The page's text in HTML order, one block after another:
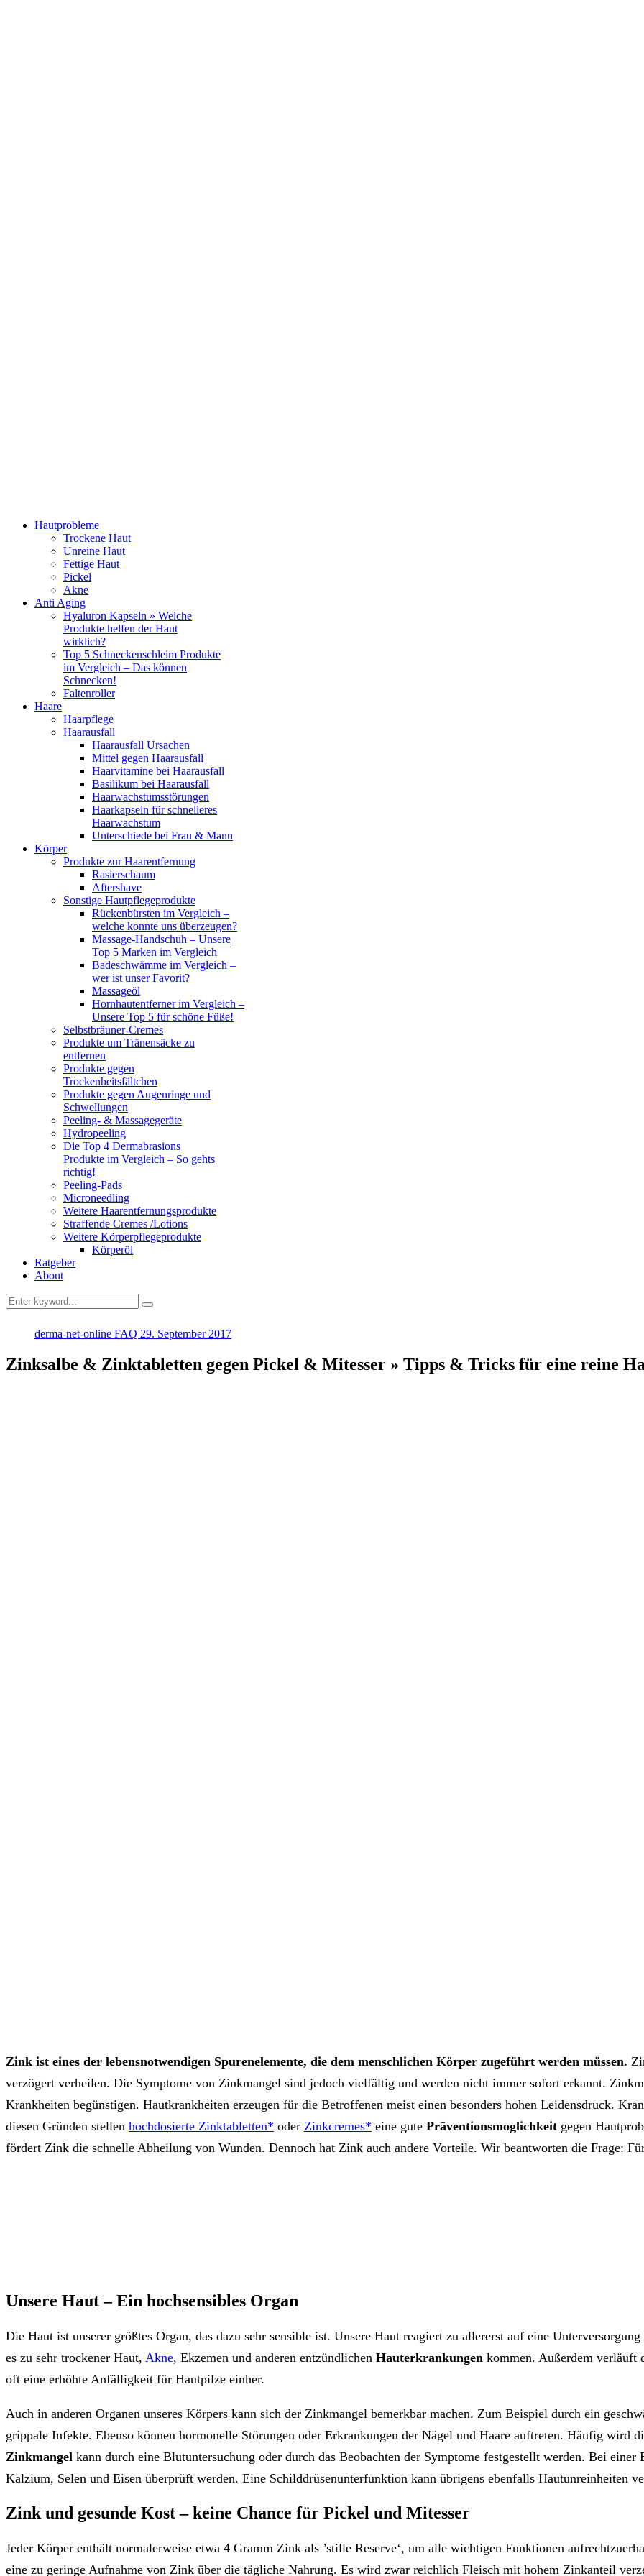
Hautprobleme
Trockene Haut
Unreine Haut
Fettige Haut
Pickel
Akne
Anti Aging
Hyaluron Kapseln » Welche
Produkte helfen der Haut
wirklich?
Top 5 Schneckenschleim Produkte
im Vergleich – Das können
Schnecken!
Faltenroller
Haare
Haarpflege
Haarausfall
Haarausfall Ursachen
Mittel gegen Haarausfall
Haarvitamine bei Haarausfall
Basilikum bei Haarausfall
Haarwachstumsstörungen
Haarkapseln für schnelleres
Haarwachstum
Unterschiede bei Frau & Mann
Körper
Produkte zur Haarentfernung
Rasierschaum
Aftershave
Sonstige Hautpflegeprodukte
Rückenbürsten im Vergleich –
welche konnte uns überzeugen?
Massage-Handschuh – Unsere
Top 5 Marken im Vergleich
Badeschwämme im Vergleich –
wer ist unser Favorit?
Massageöl
Hornhautentferner im Vergleich –
Unsere Top 5 für schöne Füße!
Selbstbräuner-Cremes
Produkte um Tränensäcke zu
entfernen
Produkte gegen
Trockenheitsfältchen
Produkte gegen Augenringe und
Schwellungen
Peeling- & Massagegeräte
Hydropeeling
Die Top 4 Dermabrasions
Produkte im Vergleich – So gehts
richtig!
Peeling-Pads
Microneedling
Weitere Haarentfernungsprodukte
Straffende Cremes /Lotions
Weitere Körperpflegeprodukte
Körperöl
Ratgeber
About
derma-net-online FAQ 29. September 2017
Zinksalbe & Zinktabletten gegen Pickel & Mitesser » Tipps & Tricks für eine reine
Zink ist eines der lebensnotwendigen Spurenelemente, die dem menschlichen Körper zugeführt werden müssen.
verzögert verheilen. Die Symptome von Zinkmangel sind jedoch vielfältig und werden nicht immer sofort erkannt.
Krankheiten begünstigen. Hautkrankheiten erzeugen für die Betroffenen meist einen besonders hohen Leidensdruck.
diesen Gründen stellen hochdosierte Zinktabletten* oder Zinkcremes* eine gute Präventionsmoglichkeit gegen
fördert Zink die schnelle Abheilung von Wunden. Dennoch hat Zink auch andere Vorteile. Wir beantworten die Frage:
Unsere Haut – Ein hochsensibles Organ
Die Haut ist unserer größtes Organ, das dazu sehr sensible ist. Unsere Haut reagiert zu allererst auf eine
es zu sehr trockener Haut, Akne, Ekzemen und anderen entzündlichen Hauterkrankungen kommen. Außerdem
oft eine erhöhte Anfälligkeit für Hautpilze einher.
Auch in anderen Organen unseres Körpers kann sich der Zinkmangel bemerkbar machen. Zum Beispiel durch ein
grippale Infekte. Ebenso können hormonelle Störungen oder Erkrankungen der Nägel und Haare auftreten. Häufig wird
Zinkmangel kann durch eine Blutuntersuchung oder durch das Beobachten der Symptome festgestellt werden. Bei
Kalzium, Selen und Eisen überprüft werden. Eine Schilddrüsenunterfunktion kann übrigens ebenfalls Hautunreinheiten
Zink und gesunde Kost – keine Chance für Pickel und Mitesser
Jeder Körper enthält normalerweise etwa 4 Gramm Zink als ’stille Reserve‘, um alle wichtigen Funktionen
eine zu geringe Aufnahme von Zink über die tägliche Nahrung. Es wird zwar reichlich Fleisch mit hohem Zinkanteil